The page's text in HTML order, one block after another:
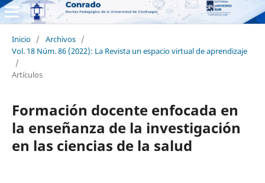
Inicio / Archivos /
Vol. 18 Núm. 86 (2022): La Revista un espacio virtual de aprendizaje
/
Artículos
Formación docente enfocada en
la enseñanza de la investigación
en las ciencias de la salud